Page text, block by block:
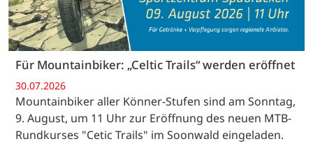
Für Mountainbiker: „Celtic Trails“ werden eröffnet
30.07.2026
Mountainbiker aller Könner-Stufen sind am Sonntag,
9. August, um 11 Uhr zur Eröffnung des neuen MTB-
Rundkurses "Cetic Trails" im Soonwald eingeladen.